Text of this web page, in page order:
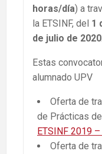
horas/día) a
la ETSINF, del 1
de julio de 2020.
Estas
alumnado UPV
Oferta de
de Prácticas
ETSINF 2019
Oferta de